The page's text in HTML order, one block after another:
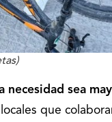
necesidad sea
que